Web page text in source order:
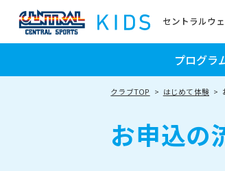
セントラルウ
プログラ
クラブTOP はじめて体験
お申込の